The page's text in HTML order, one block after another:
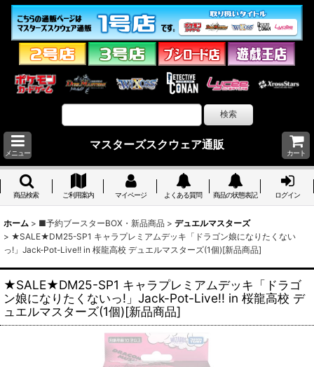
メニュー
マスターズスクウェア通販
カート
商品検索 ご利用案内 マイページ よくある質問 商品の状態表記 ログイン
ホーム > ■予約ブースターBOX・新品商品 > デュエルマスターズ
> ★SALE★DM25-SP1 キャラプレミアムデッキ「ドラゴン娘になりたくない
っ!」Jack-Pot-Live!! in 桜龍高校 デュエルマスターズ(1個)[新品商品]
★SALE★DM25-SP1 キャラプレミアムデッキ「ドラゴ
ン娘になりたくないっ!」Jack-Pot-Live!! in 桜龍高校 デ
ュエルマスターズ(1個)[新品商品]